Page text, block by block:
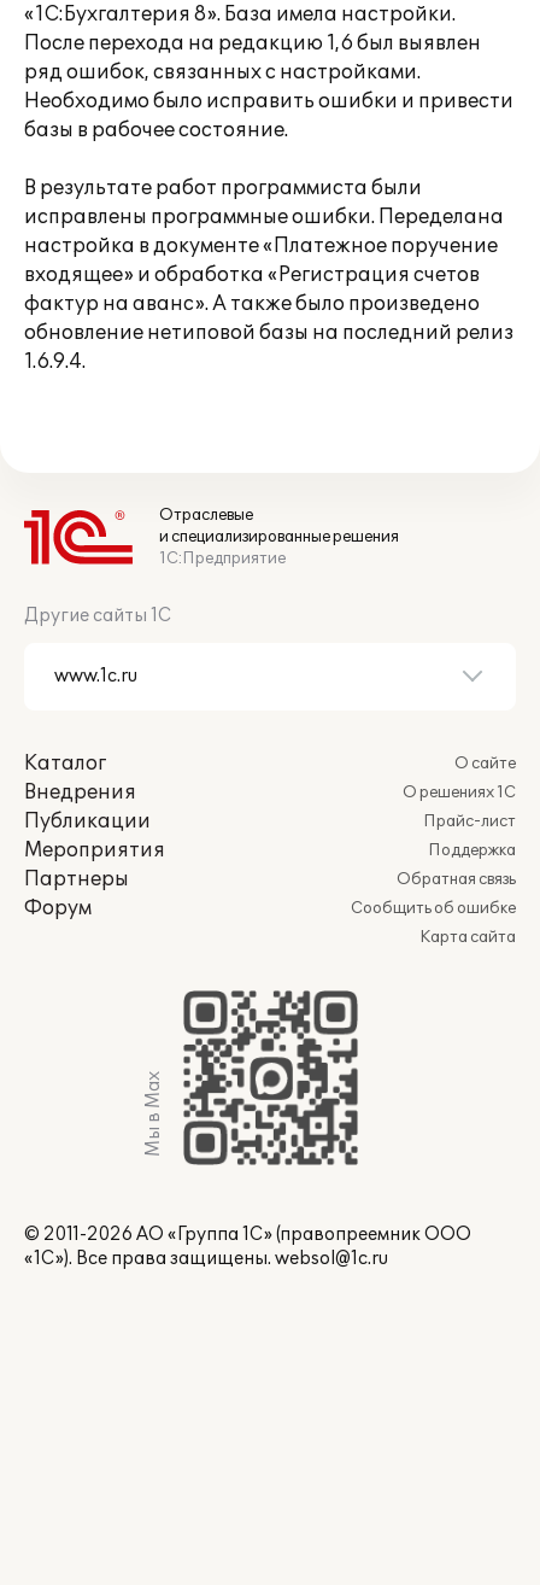
«1С:Бухгалтерия 8». База имела настройки.
После перехода на редакцию 1,6 был выявлен
ряд ошибок, связанных с настройками.
Необходимо было исправить ошибки и привести
базы в рабочее состояние.
В результате работ программиста были
исправлены программные ошибки. Переделана
настройка в документе «Платежное поручение
входящее» и обработка «Регистрация счетов
фактур на аванс». А также было произведено
обновление нетиповой базы на последний релиз
1.6.9.4.
Отраслевые
и специализированные решения
1С:Предприятие
Другие сайты 1С
Каталог
Внедрения
Публикации
Мероприятия
Партнеры
Форум
О сайте
О решениях 1С
Прайс-лист
Поддержка
Обратная связь
Сообщить об ошибке
Карта сайта
Мы в Max
© 2011-2026 АО «Группа 1С» (правопреемник ООО
«1С»). Все права защищены. websol@1c.ru